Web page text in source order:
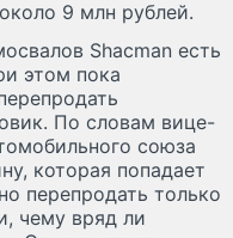
9 млн рублей.
Shacman есть
этом пока
По словам вице-
союза
которая попадает
перепродать только
чему вряд ли